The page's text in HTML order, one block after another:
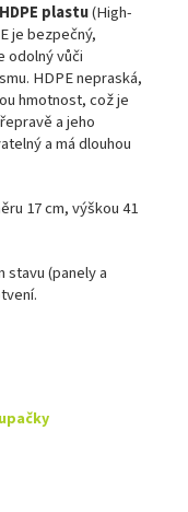
HDPE plastu(High-
je bezpečný,
odolný vůči
HDPE nepraská,
hmotnost, což je
a jeho
a má dlouhou
17 cm, výškou 41
stavu (panely a